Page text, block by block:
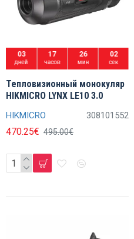
03
дней
17
часов
26
мин
01
сек
HIKMICRO 308101552
Тепловизионный монокуляр
HIKMICRO LYNX LE10 3.0
470.25€ 495.00€